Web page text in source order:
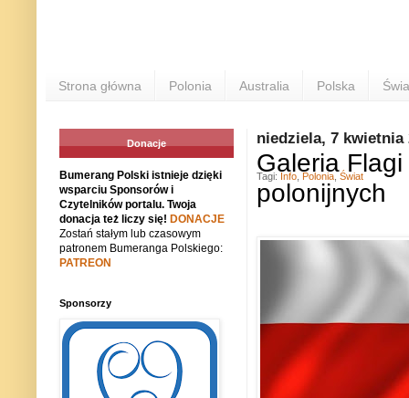
Strona główna Polonia Australia Polska
niedziela, 7 kwietnia
Galeria
polonijnych
Tagi: Info Polonia Świat
Donacje
Bumerang Polski istnieje dzięki
wsparciu Sponsorów i
Czytelników portalu. Twoja
donacja też liczy się! DONACJE
Zostań stałym lub czasowym
patronem Bumeranga Polskiego:
PATREON
Sponsorzy